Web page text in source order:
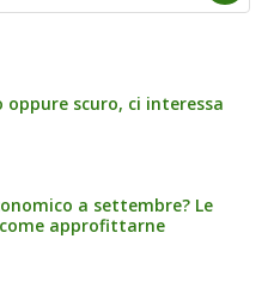
oppure scuro, ci interessa
a settembre? Le
approfittarne